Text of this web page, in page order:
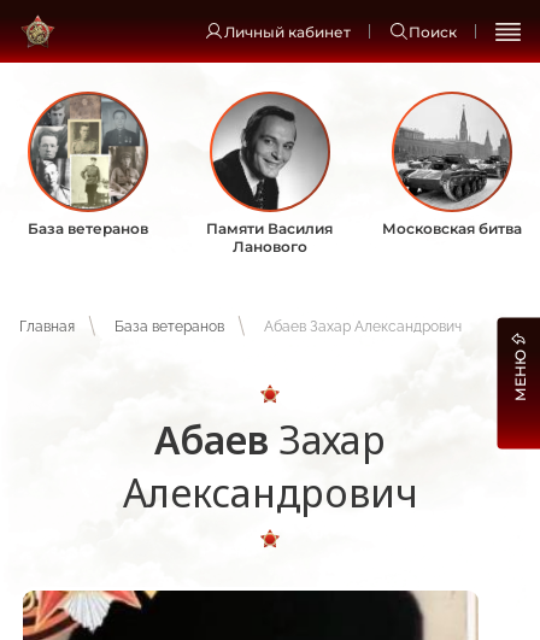
Личный кабинет Поиск
База ветеранов
Памяти Василия
Ланового
Московская битва
Главная База ветеранов Абаев Захар Александрович
Абаев Захар
Александрович
МЕНЮ